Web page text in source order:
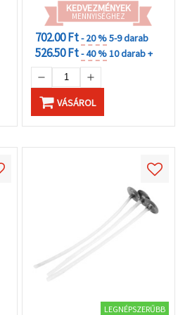
KEDVEZMÉNYEK
MENNYISÉGHEZ
702.00 Ft- 20 %5-9 darab
526.50 Ft- 40 %10 darab +
VÁSÁROL
LEGNÉPSZERŰBB